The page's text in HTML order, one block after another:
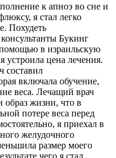
к апноэ во сне и
я стал легко
Похудеть
Букинг
в израильскую
цена лечения.
составил
включала обучение,
веса. Лечащий врач
образ жизни, что в
потере веса перед
я приехал в
желудочного
размер моего
чего я стал